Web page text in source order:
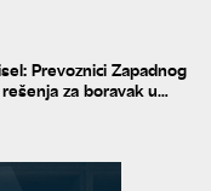
Prevoznici Zapadnog
za boravak u